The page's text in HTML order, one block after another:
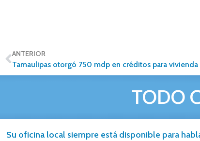
ANTERIOR
Tamaulipas otorgó 750 mdp en créditos para vivienda
TODO
Su oficina local siempre está disponible para